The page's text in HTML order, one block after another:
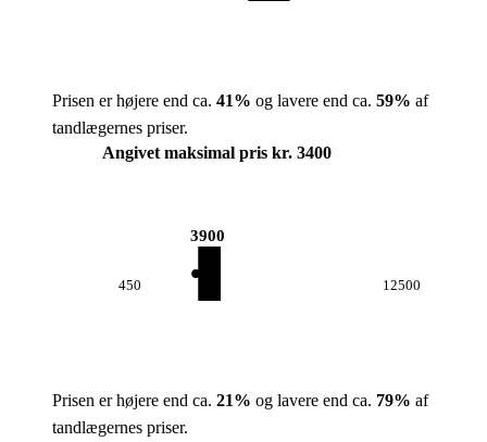
Prisen er højere end ca. 41% og lavere end ca. 59% af
tandlægernes priser.
Angivet maksimal pris kr. 3400
450
3900
12500
Prisen er højere end ca. 21% og lavere end ca. 79% af
tandlægernes priser.